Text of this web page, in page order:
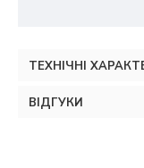
ТЕХНІЧНІ
ВІДГУКИ